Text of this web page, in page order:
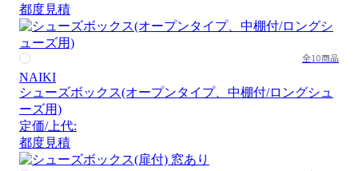
都度見積
全10商品
NAIKI
シューズボックス(オープンタイプ、中棚付/ロングシュ
ーズ用)
定価/上代:
都度見積